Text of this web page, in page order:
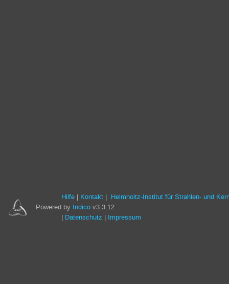
Powered by Indico v3.3.12
Hilfe Kontakt Helmholtz-Institut für Strahlen- und
Datenschutz Impressum